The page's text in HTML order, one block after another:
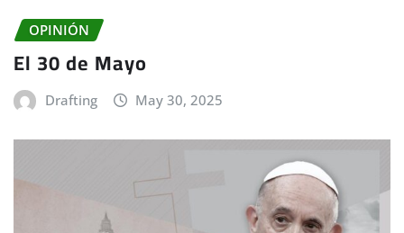
OPINIÓN
El 30 de Mayo
Drafting May 30, 2025